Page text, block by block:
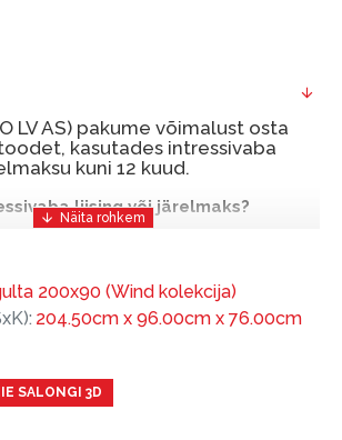
LV AS) pakume võimalust osta
kasutades intressivaba
kuni 12 kuud.
liising või järelmaks?
tooted kohe osta, kuid nende eest
sissemakseta ja järelmaksu
kuud.
SALONGI 3D
200x90 (Wind kolekcija)
204.50cm x 96.00cm x 76.00cm